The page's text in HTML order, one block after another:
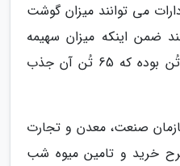
می توانند میزان گوشت
ضمن اینکه میزان سهیمه
استان در مرحله نخست 132 تُن بوده که 65 تُن آن جذب
صنعت، معدن و تجارت
خرید و تامین میوه شب